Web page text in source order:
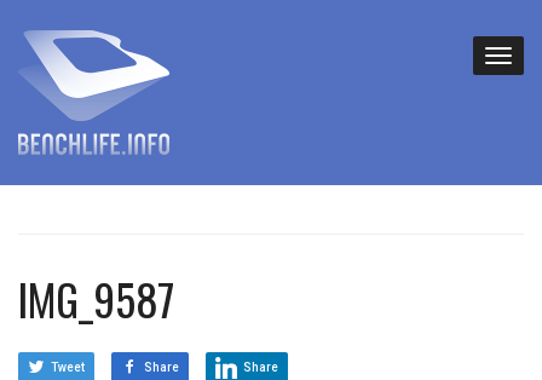
IMG_9587
Tweet Share Share